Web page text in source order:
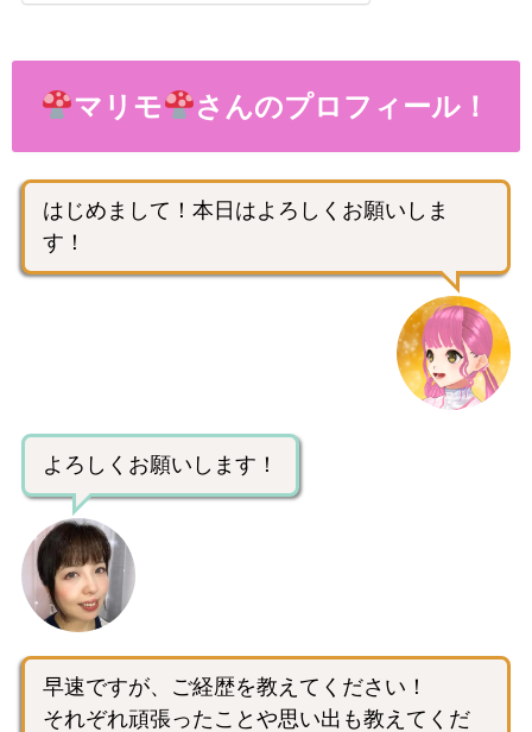
マリモ さんのプロフィール！
はじめまして！本日はよろしくお願いしま
す！
よろしくお願いします！
早速ですが、ご経歴を教えてください！
それぞれ頑張ったことや思い出も教えてくだ